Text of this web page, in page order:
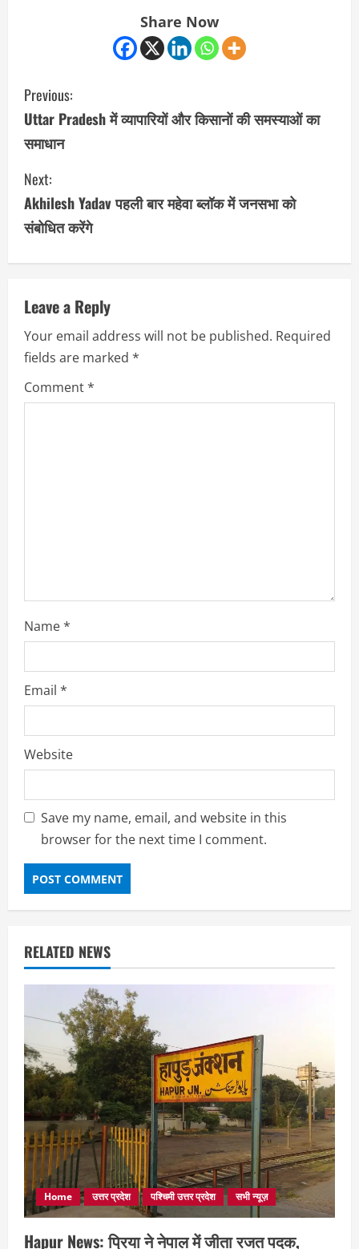
Share Now
C
o
n
t
i
n
e
R
e
Previous:
Uttar Pradesh में व्यापारियों और किसानों की समस्याओं का
समाधान
Next:
Akhilesh Yadav पहली बार महेवा ब्लॉक में जनसभा को
संबोधित करेंगे
Leave a Reply
Your email address will not be published. Required
fields are marked *
Comment*
Name*
Email *
Website
Save my name, email, and website in this
browser for the next time I comment.
RELATED NEWS
Home उत्तर प्रदेश पश्चिमी उत्तर प्रदेश सभी न्यूज़
Hapur News: प्रिया ने नेपाल में जीता रजत पदक,